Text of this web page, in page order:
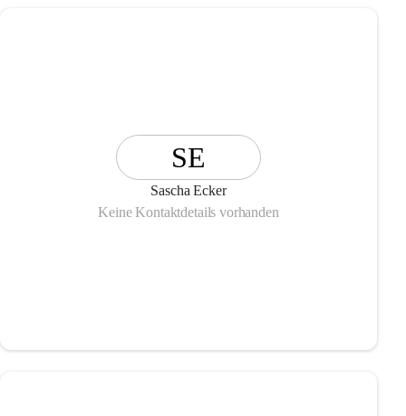
SE
Sascha Ecker
Keine Kontaktdetails vorhanden